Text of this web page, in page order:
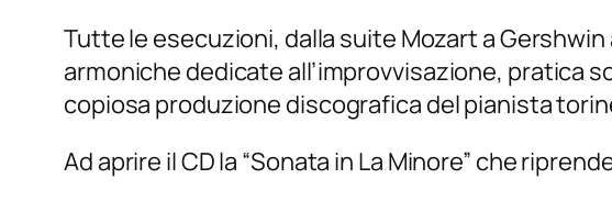
Tutte le esecuzioni, dalla suite Mozart a
armoniche dedicate all’improvvisazione, pratica
copiosa produzione discografica del pianista
Ad aprire il CD la “Sonata in La Minore” che